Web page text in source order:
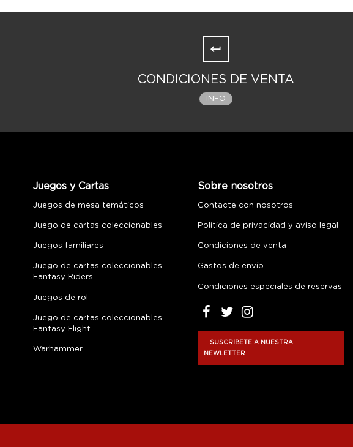
CONDICIONES DE VENTA
INFO
Juegos y Cartas
Juegos de mesa temáticos
Juego de cartas coleccionables
Juegos familiares
Juego de cartas coleccionables
Fantasy Riders
Juegos de rol
Juego de cartas coleccionables
Fantasy Flight
Warhammer
Sobre nosotros
Contacte con nosotros
Política de privacidad y aviso legal
Condiciones de venta
Gastos de envío
Condiciones especiales de reservas
SUSCRÍBETE A NUESTRA
NEWLETTER